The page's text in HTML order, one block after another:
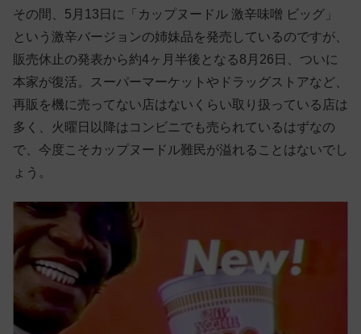
その間、5月13日に「カップヌードル 激辛味噌 ビッグ」
という激辛バージョンの姉妹品を発売しているのですが、
販売休止の発表から約4ヶ月半後となる8月26日、ついに
本家が復活。スーパーマーケットやドラッグストアなど、
再販を機に売ってない店はないくらい取り扱っている店は
多く、火曜日以降はコンビニでも売られているはずなの
で、今度こそカップヌードル難民が溢れることはないでし
ょう。